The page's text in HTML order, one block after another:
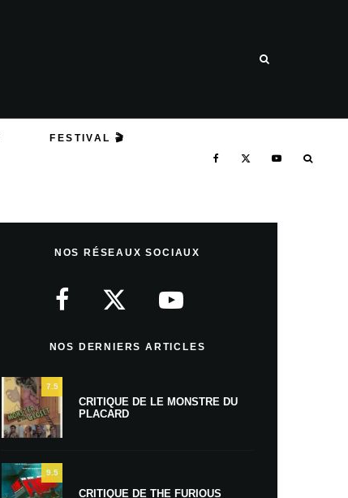
FESTIVAL 🎬
NOS RÉSEAUX SOCIAUX
NOS DERNIERS ARTICLES
7.5
CRITIQUE DE LE MONSTRE DU
PLACARD
9.5
CRITIQUE DE THE FURIOUS